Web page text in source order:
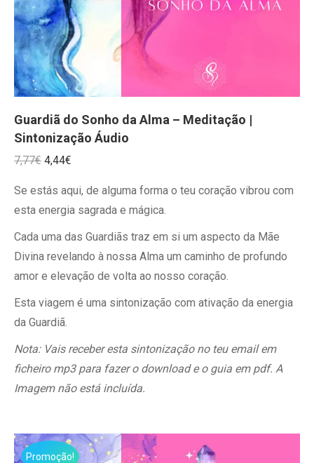
Guardiã do Sonho da Alma – Meditação |
Sintonização Áudio
7,77€ O
original
era:
7,77€.
4,44€
atual
é:
4,44€.
Se estás aqui, de alguma forma o teu coração vibrou com
esta energia sagrada e mágica.
Cada uma das Guardiãs traz em si um aspecto da Mãe
Divina revelando à nossa Alma um caminho de profundo
amor e elevação de volta ao nosso coração.
Esta viagem é uma sintonização com ativação da energia
da Guardiã.
Nota: Vais receber esta sintonização no teu email em
ficheiro mp3 para fazer o download e o guia em pdf. A
Imagem não está incluída.
Promoção!